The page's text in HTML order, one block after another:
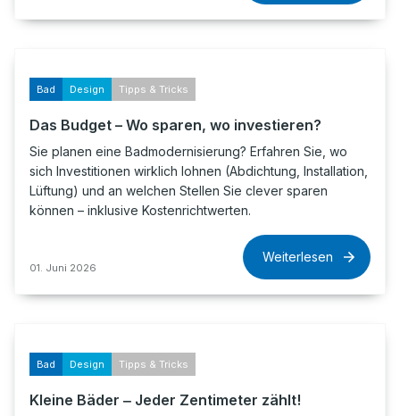
Bad Design Tipps & Tricks
Das Budget – Wo sparen, wo investieren?
Sie planen eine Badmodernisierung? Erfahren Sie, wo
sich Investitionen wirklich lohnen (Abdichtung, Installation,
Lüftung) und an welchen Stellen Sie clever sparen
können – inklusive Kostenrichtwerten.
01. Juni 2026
Weiterlesen
Bad Design Tipps & Tricks
Kleine Bäder ‒ Jeder Zentimeter zählt!